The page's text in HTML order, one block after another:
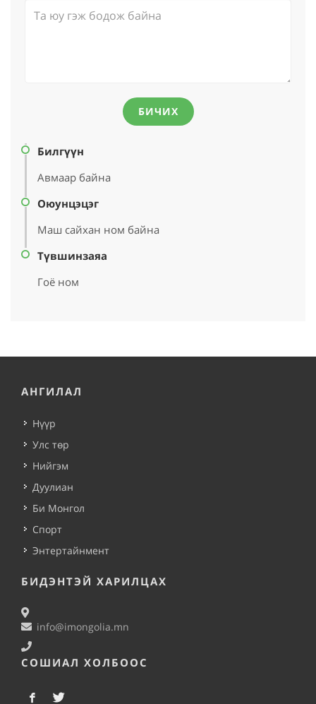
БИЧИХ
Билгүүн
Авмаар байна
Оюунцэцэг
Маш сайхан ном байна
Түвшинзаяа
Гоё ном
АНГИЛАЛ
Нүүр
Улс төр
Нийгэм
Дуулиан
Би Монгол
Спорт
Энтертайнмент
БИДЭНТЭЙ ХАРИЛЦАХ
info@imongolia.mn
СОШИАЛ ХОЛБООС